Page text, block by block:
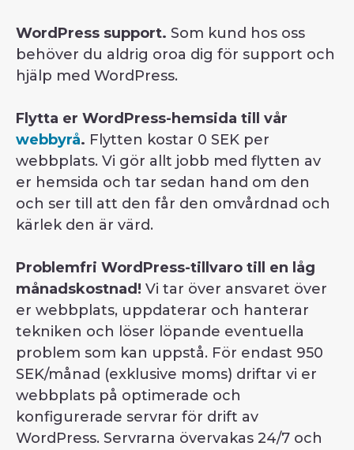
WordPress support. Som kund hos oss
behöver du aldrig oroa dig för support och
hjälp med WordPress.
Flytta er WordPress-hemsida till vår
webbyrå. Flytten kostar 0 SEK per
webbplats. Vi gör allt jobb med flytten av
er hemsida och tar sedan hand om den
och ser till att den får den omvårdnad och
kärlek den är värd.
Problemfri WordPress-tillvaro till en låg
månadskostnad! Vi tar över ansvaret över
er webbplats, uppdaterar och hanterar
tekniken och löser löpande eventuella
problem som kan uppstå. För endast 950
SEK/månad (exklusive moms) driftar vi er
webbplats på optimerade och
konfigurerade servrar för drift av
WordPress. Servrarna övervakas 24/7 och